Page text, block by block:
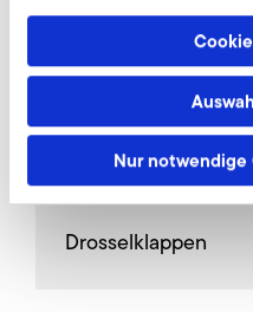
Nur
Weiteres Zubehör
AirKnife
Drosselklappen